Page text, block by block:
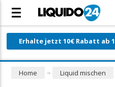
Erhalte jetzt 10€ Rabatt ab
Home Liquid mischen